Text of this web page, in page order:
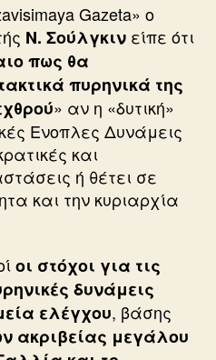
Gazeta» ο
N. Σούλγκιν είπε ότι
πως θα
πυρηνικά της
» αν η «δυτική»
Ενοπλες Δυνάμεις
και
ή θέτει σε
και την κυριαρχία
οι στόχοι για τις
δυνάμεις
ελέγχου, βάσης
ακριβείας μεγάλου